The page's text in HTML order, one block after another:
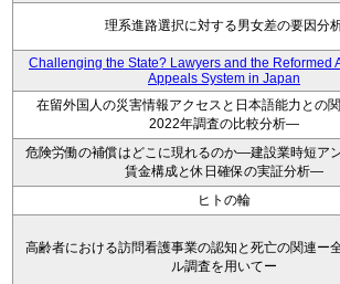
理系進路選択に対する男女差の要因分
Challenging the State? Lawyers and the Reformed
Appeals System in Japan
在留外国人の災害情報アクセスと日本語能力との
2022年調査の比較分析―
危険労働の補償はどこに現れるのか―建設業時短ア
賃金構成と休日確保の実証分析―
ヒトの輪
高齢者における訪問看護事業の認知と死亡の関連ー
ル調査を用いてー